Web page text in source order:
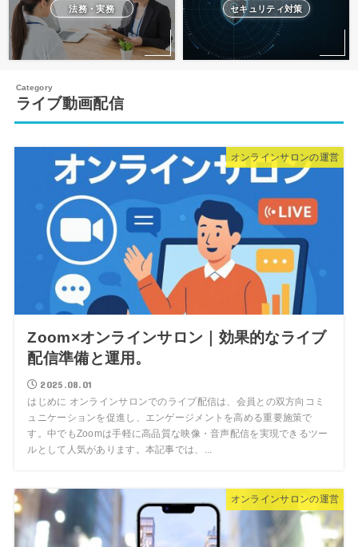
法務・実務 セキュリティ対策
ライブ動画配信
オンラインサロンの運営
Zoom×オンラインサロン｜効果的なライブ
配信準備と運用。
2025.08.01
はじめに オンラインサロンでのライブ配信は、会員との双方向コミ
ュニケーションを促進し、エンゲージメントを高める重要施策で
す。中でもZoomは手軽に高品質な映像・音声配信を実現できるツー
ルとして人気があります。本記事では、...
オンラインサロンの運営